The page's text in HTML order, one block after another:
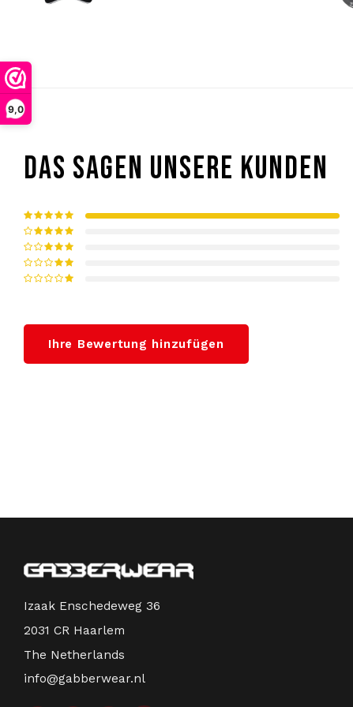
9,0
DAS SAGEN UNSERE KUNDEN
Ihre Bewertung hinzufügen
Izaak Enschedeweg 36
2031 CR Haarlem
The Netherlands
info@gabberwear.nl